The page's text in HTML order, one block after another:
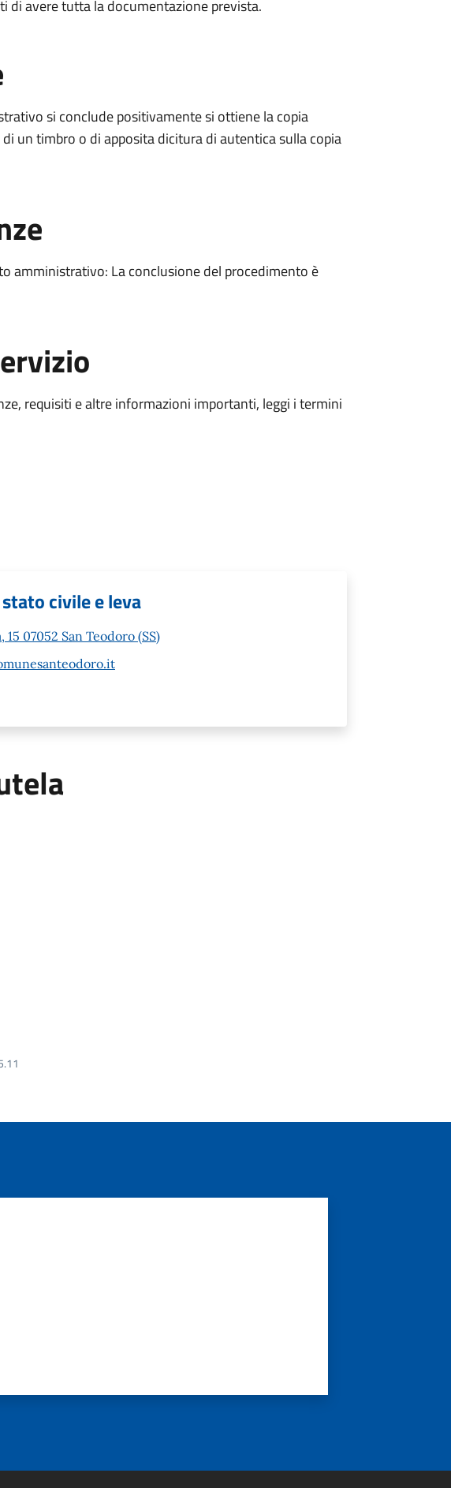
di avere tutta la documentazione prevista.
si conclude positivamente si ottiene la copia
un timbro o di apposita dicitura di autentica sulla copia
amministrativo: La conclusione del procedimento è
requisiti e altre informazioni importanti, leggi i termini
civile e leva
07052 San Teodoro (SS)